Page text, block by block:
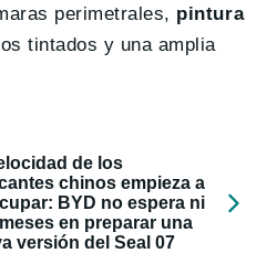
perimetrales, pintura
tintados y una amplia
de los
chinos empieza a
BYD no espera ni
en preparar una
versión del Seal 07